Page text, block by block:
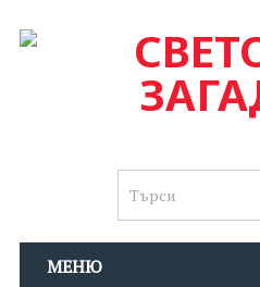
МЕНЮ